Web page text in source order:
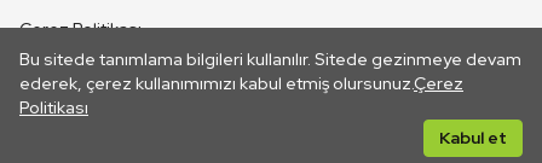
Bu sitede tanımlama bilgileri kullanılır. Sitede gezinmeye devam
ederek, çerez kullanımımızı kabul etmiş olursunuz.Çerez
Politikası
Kabul et
CANLI YAYINLAR
Çerez Politikası
İletişim
Her hakkı saklıdır. ©2026 TRT. Bağlantı yoluyla gidilen dış